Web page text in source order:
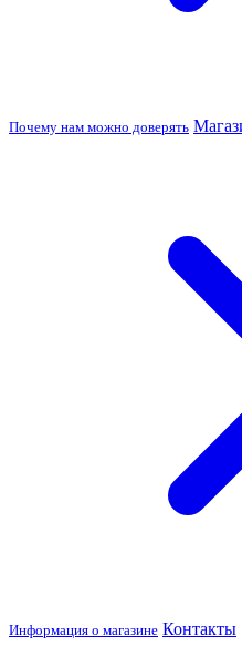
Почему нам можно доверять
Информация о магазине Контакты